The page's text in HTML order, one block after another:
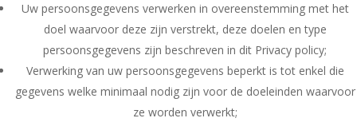
Uw persoonsgegevens verwerken in overeenstemming met het
doel waarvoor deze zijn verstrekt, deze doelen en type
persoonsgegevens zijn beschreven in dit Privacy policy;
Verwerking van uw persoonsgegevens beperkt is tot enkel die
gegevens welke minimaal nodig zijn voor de doeleinden waarvoor
ze worden verwerkt;